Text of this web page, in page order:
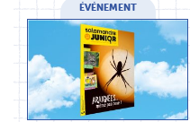
ÉVÉNEMENT